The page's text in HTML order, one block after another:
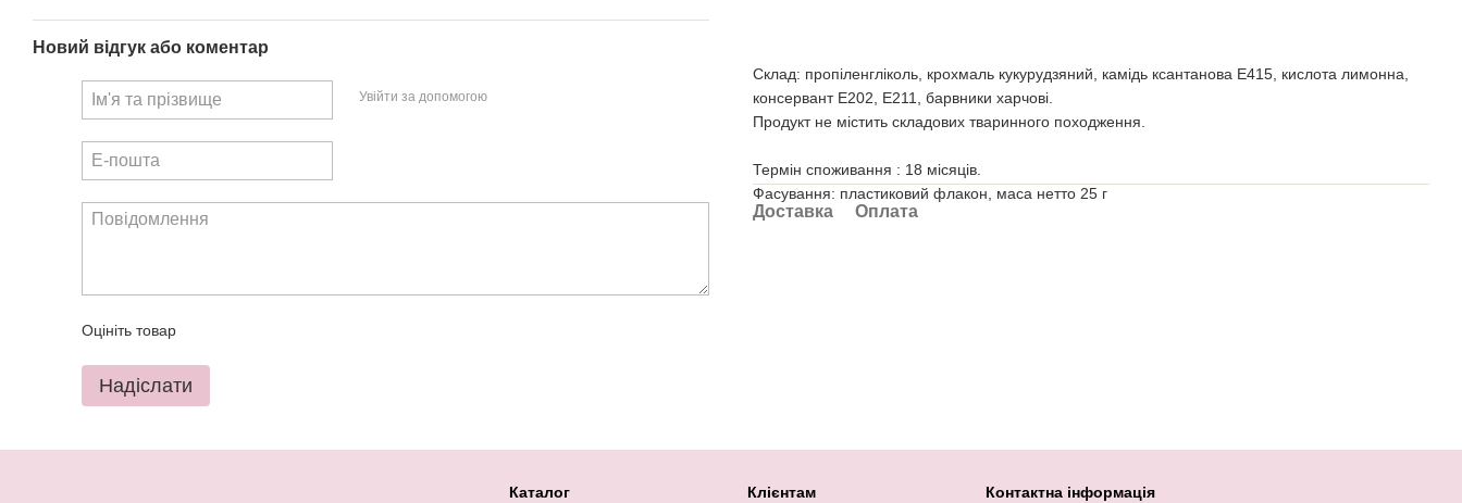
Новий відгук або коментар
Увійти за допомогою
Оцініть товар
Надіслати
Склад: пропіленгліколь, крохмаль кукурудзяний, камідь ксантанова Е415, кислота лимонна,
консервант Е202, Е211, барвники харчові.
Продукт не містить складових тваринного походження.
Термін споживання : 18 місяців.
Фасування: пластиковий флакон, маса нетто 25 г
Доставка Оплата
Каталог Клієнтам Контактна інформація